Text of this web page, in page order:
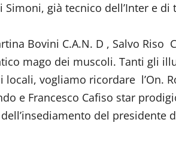
Simoni, già tecnico dell’Inter e
Bovini C.A.N. D , Salvo Riso
mago dei muscoli. Tanti gli
vogliamo ricordare l’On.
e Francesco Cafiso star
del presidente